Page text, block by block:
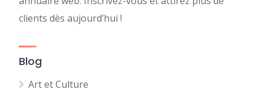
clients dès aujourd’hui !
Blog
Art et Culture